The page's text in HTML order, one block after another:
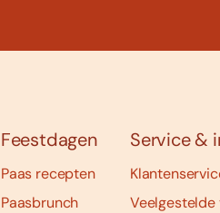
Feestdagen
Paas recepten
Paasbrunch
Service &
Veelgestelde